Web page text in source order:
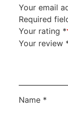
Your email
Required
Your rating *
Your review
Name *